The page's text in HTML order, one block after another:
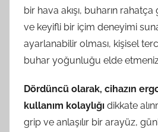
bir hava akışı, buharın
ve keyifli bir içim deneyimi
ayarlanabilir olması, kişisel
buhar yoğunluğu elde
Dördüncü olarak, cihazın
kullanım kolaylığı dikkate
grip ve anlaşılır bir arayüz,